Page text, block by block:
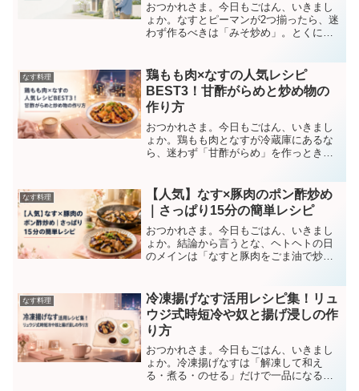
おつかれさま。今日もごはん、いきまし
ょか。なすとピーマンが2つ揃ったら、迷
わず作るべきは「みそ炒め」。とくにク
気1位の鉄板や。とりあえず、これ作っと
きゃ間違いない。な...
なす料理
鶏もも肉×なすの人気レシピ
BEST3！甘酢がらめと炒め物の
作り方
おつかれさま。今日もごはん、いきまし
ょか。鶏もも肉となすが冷蔵庫にあるな
ら、迷わず「甘酢がらめ」を作っときゃ
む一皿に化けるおかずやで。「鶏 もも肉
なす レシピ」「...
なす料理
【人気】なす×豚肉のポン酢炒め
｜さっぱり15分の簡単レシピ
おつかれさま。今日もごはん、いきまし
ょか。結論から言うとな、ヘトヘトの日
のメインは「なすと豚肉をごま油で炒め
り。味付けはポン酢しょうゆだけ。包丁
仕事も少なくて、だいたい1...
なす料理
冷凍揚げなす活用レシピ集！リュ
ウジ式時短冷や奴と揚げ浸しの作
り方
おつかれさま。今日もごはん、いきまし
ょか。冷凍揚げなすは「解凍して和え
る・煮る・のせる」だけで一品になる、